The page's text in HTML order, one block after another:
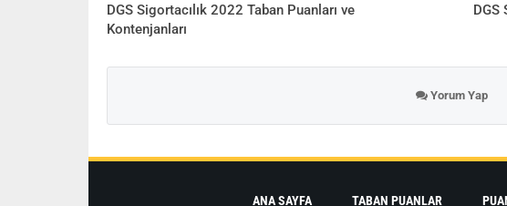
DGS Sigortacılık 2022 Taban Puanları ve
Kontenjanları
DGS
Yorum Yap
ANA SAYFA TABAN PUANLAR